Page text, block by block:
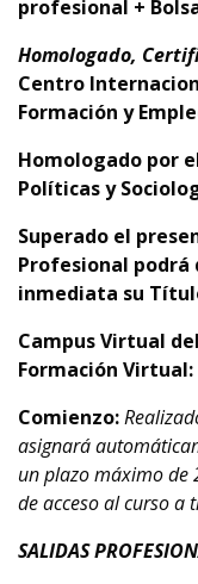
profesional +
Homologado,
Centro
Formación y
Homologado por
Políticas y
Superado el
Profesional podrá
inmediata su
Campus Virtual
Formación Virtual:
Comienzo:
asignará
un plazo máximo de
de acceso al curso a
SALIDAS